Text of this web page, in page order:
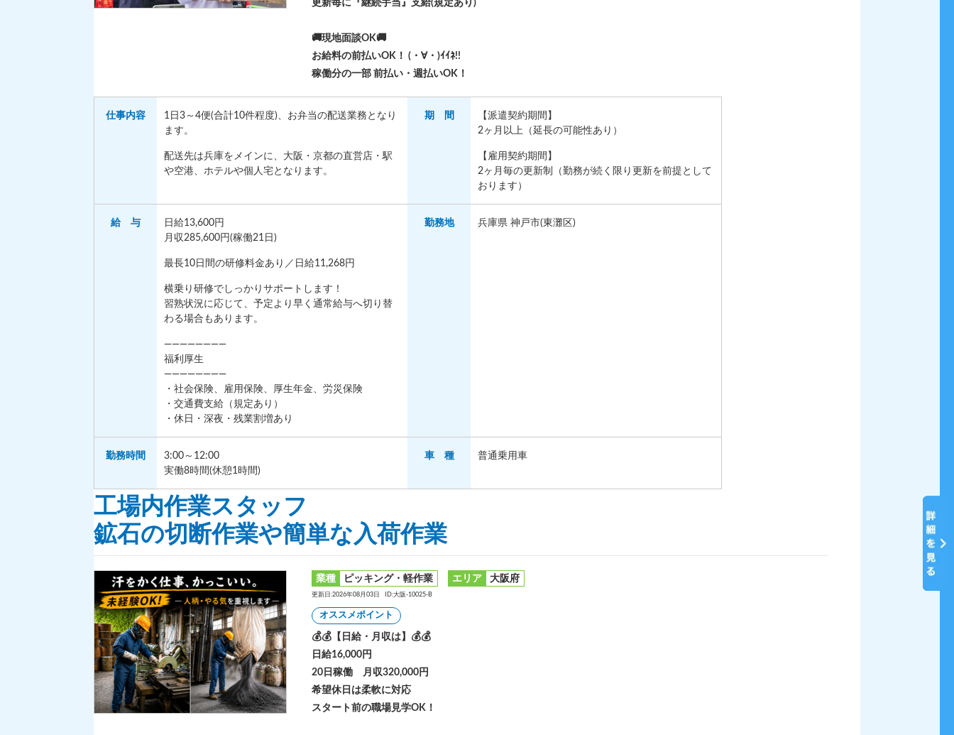
更新毎に『継続手当』支給(規定あり)
🚚現地面談OK🚚
お給料の前払いOK！ (・∀・)ｲｲﾈ!!
稼働分の一部 前払い・週払いOK！
仕事内容
1日3～4便(合計10件程度)、お弁当の配送業務となり
ます。
配送先は兵庫をメインに、大阪・京都の直営店・駅
や空港、ホテルや個人宅となります。
期 間
【派遣契約期間】
2ヶ月以上（延長の可能性あり）
【雇用契約期間】
2ヶ月毎の更新制（勤務が続く限り更新を前提として
おります）
給 与
日給13,600円
月収285,600円(稼働21日)
最長10日間の研修料金あり／日給11,268円
横乗り研修でしっかりサポートします！
習熟状況に応じて、予定より早く通常給与へ切り替
わる場合もあります。
————————
福利厚生
————————
・社会保険、雇用保険、厚生年金、労災保険
・交通費支給（規定あり）
・休日・深夜・残業割増あり
勤務地 兵庫県 神戸市(東灘区)
勤務時間
3:00～12:00
実働8時間(休憩1時間)
車 種 普通乗用車
工場内作業スタッフ
鉱石の切断作業や簡単な入荷作業
業種 ピッキング・軽作業 エリア 大阪府
更新日:2026年08月03日 ID:大阪-10025-B
オススメポイント
💰💰【日給・月収は】💰💰
日給16,000円
20日稼働 月収320,000円
希望休日は柔軟に対応
スタート前の職場見学OK！